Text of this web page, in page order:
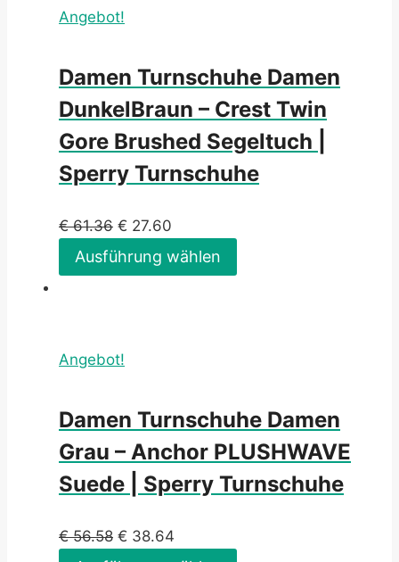
Angebot!
Damen Turnschuhe Damen
DunkelBraun – Crest Twin
Gore Brushed Segeltuch |
Sperry Turnschuhe
€61.36 € 27.60
Ausführung wählen
Angebot!
Damen Turnschuhe Damen
Grau – Anchor PLUSHWAVE
Suede | Sperry Turnschuhe
€56.58 € 38.64